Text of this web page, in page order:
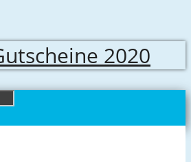
2020